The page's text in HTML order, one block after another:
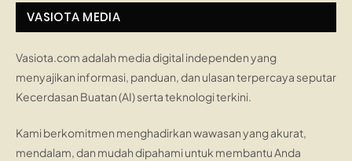
VASIOTA MEDIA
Vasiota.com adalah media digital independen yang
menyajikan informasi, panduan, dan ulasan terpercaya seputar
Kecerdasan Buatan (AI) serta teknologi terkini.
Kami berkomitmen menghadirkan wawasan yang akurat,
mendalam, dan mudah dipahami untuk membantu Anda